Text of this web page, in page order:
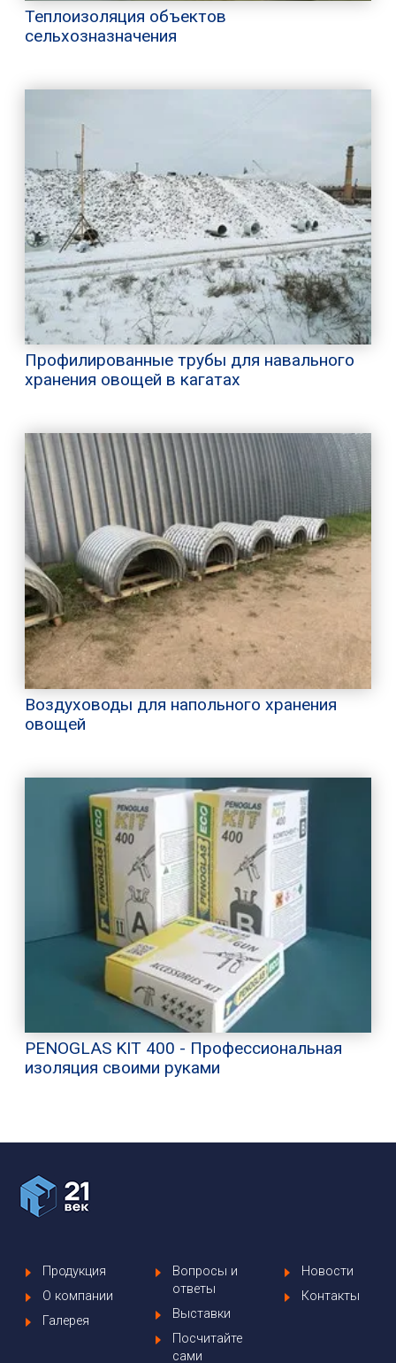
Теплоизоляция объектов
сельхозназначения
Профилированные трубы для навального
хранения овощей в кагатах
Воздуховоды для напольного хранения
овощей
PENOGLAS KIT 400 - Профессиональная
изоляция своими руками
Продукция
О компании
Галерея
Вопросы и
ответы
Выставки
Посчитайте
сами
Новости
Контакты